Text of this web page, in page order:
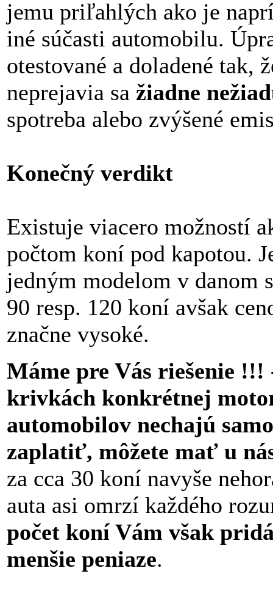
jemu priľahlých ako je
iné súčasti automobilu.
otestované a doladené tak,
neprejavia sa žiadne
spotreba alebo zvýšené
Konečný verdikt
Existuje viacero možností
počtom koní pod kapotou.
jedným modelom v danom
90 resp. 120 koní avšak
značne vysoké.
Máme pre Vás riešenie
krivkách konkrétnej
automobilov nechajú
zaplatiť, môžete mať u
za cca 30 koní navyše
auta asi omrzí každého
počet koní Vám však
menšie peniaze.